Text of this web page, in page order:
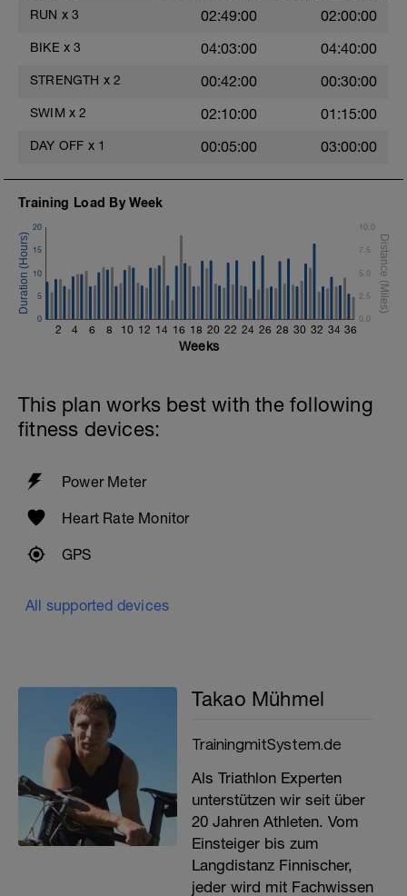
RUN x 3 02:49:00 02:00:00
BIKE x 3 04:03:00 04:40:00
STRENGTH x 2 00:42:00 00:30:00
SWIM x 2 02:10:00 01:15:00
DAY OFF x 1 00:05:00 03:00:00
Training Load By Week
2 4 6 8 10 12 14 16 18 20 22 24 26 28 30 32 34 36
0
5
10
15
20
0.0
2.5
5.0
7.5
10.0
Weeks
This plan works best with the following
fitness devices:
Power Meter
Heart Rate Monitor
GPS
All supported devices
Takao Mühmel
TrainingmitSystem.de
Als Triathlon Experten
unterstützen wir seit über
20 Jahren Athleten. Vom
Einsteiger bis zum
Langdistanz Finnischer,
jeder wird mit Fachwissen